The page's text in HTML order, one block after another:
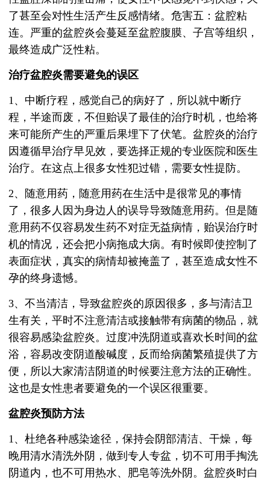
了甚至会对性生活产生反感情绪。危害五：盆腔粘
连。严重的盆腔炎会蔓延至盆腔腹膜、子宫等组织，
最终造成广泛性粘。
治疗盆腔炎需要避免的误区
1、中断疗程，感觉自己的病好了，所以就中断疗
程，半途而废，不但贻误了最佳的治疗时机，也给将
来可能所产生的严重后果埋下了伏笔。盆腔炎的治疗
因遵循早治疗早见效，要选择正规的专业医院和医生
治疗。在这点上很多女性犯过错，需要女性提防。
2、随意用药，随意用药在生活中是很常见的事情
了，很多人因为身边人的误导导致随意用药。但是随
意用药不仅容易发生药不对症无益病情，贻误治疗时
机的情况，还会把小病拖成大病。有时候即使控制了
表面症状，真实的病情却被掩盖了，甚至造成女性不
孕的终身遗憾。
3、不当清洁，导致盆腔炎的原因很多，多与清洁卫
生有关，平时不注意清洁或接触带有病菌的物品，就
很容易感染盆腔炎。过度冲洗阴道或喜欢长时间的盆
浴，容易改变阴道酸碱度，反而给病菌繁殖提供了方
便，所以大家清洁阴道的时候要注意方法的正确性。
这也是女性患者要避免的一个误区很重要。
盆腔炎预防方法
1、杜绝各种感染途径，保持会阴部清洁、干燥，每
晚用清水清洗外阴，做到专人专盆，切不可用手掏洗
阴道内，也不可用热水、肥皂等洗外阴。盆腔炎时白